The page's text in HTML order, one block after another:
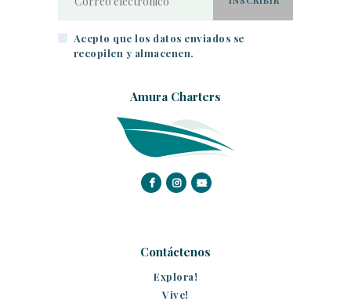
Acepto que los datos enviados se
recopilen y almacenen.
Amura Charters
Contáctenos
Explora!
Vive!